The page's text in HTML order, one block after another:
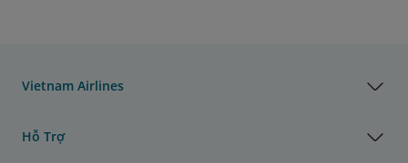
Vietnam Airlines
Hỗ Trợ